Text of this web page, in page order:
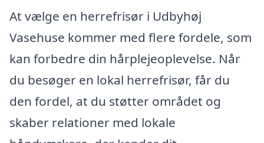
At vælge en herrefrisør i Udbyhøj
Vasehuse kommer med flere fordele, som
kan forbedre din hårplejeoplevelse. Når
du besøger en lokal herrefrisør, får du
den fordel, at du støtter området og
skaber relationer med lokale